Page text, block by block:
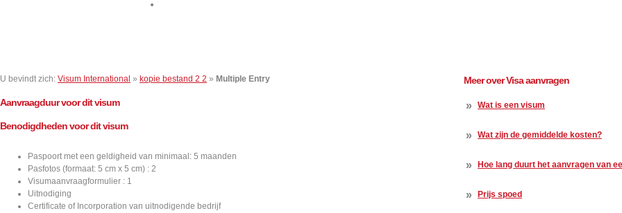
U bevindt zich: Visum International » kopie bestand 2 2 » Multiple Entry
Aanvraagduur voor dit visum
Benodigdheden voor dit visum
Paspoort met een geldigheid van minimaal: 5 maanden
Pasfotos (formaat: 5 cm x 5 cm) : 2
Visumaanvraagformulier : 1
Uitnodiging
Certificate of Incorporation van uitnodigende bedrijf
Meer over Visa aanvragen
» Wat is een visum
» Wat zijn de gemiddelde kosten?
» Hoe lang duurt het aanvragen van
» Prijs spoed